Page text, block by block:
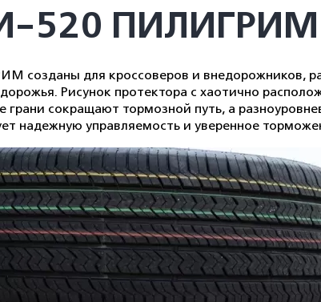
520 ПИЛИГРИМ
для кроссоверов и внедорожников,
Рисунок протектора с хаотично
грани сокращают тормозной путь, а
надежную управляемость и уверенное